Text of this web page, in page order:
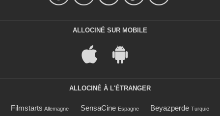
ALLOCINÉ SUR MOBILE
ALLOCINÉ À L'ÉTRANGER
Filmstarts Allemagne SensaCine Espagne Beyazperde Turquie